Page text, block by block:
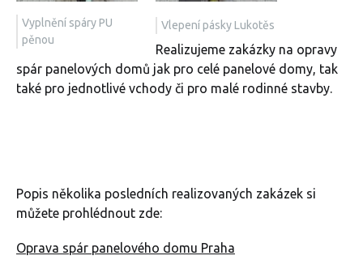
Vyplnění spáry PU
pěnou
Vlepení pásky Lukotěs
Realizujeme zakázky na opravy
spár panelových domů jak pro celé panelové domy, tak
také pro jednotlivé vchody či pro malé rodinné stavby.
Popis několika posledních realizovaných zakázek si
můžete prohlédnout zde:
Oprava spár panelového domu Praha